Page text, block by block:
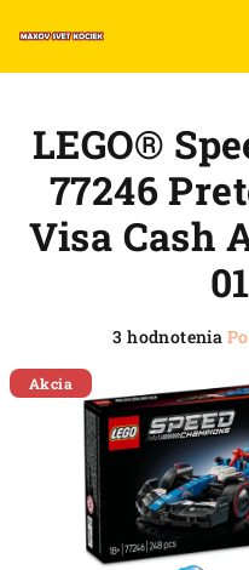
na
LEGO®
77246
Visa Cash
Priemerné
produktu
je
5,0
z
hviezdičiek.
3 hodnotenia
Akcia